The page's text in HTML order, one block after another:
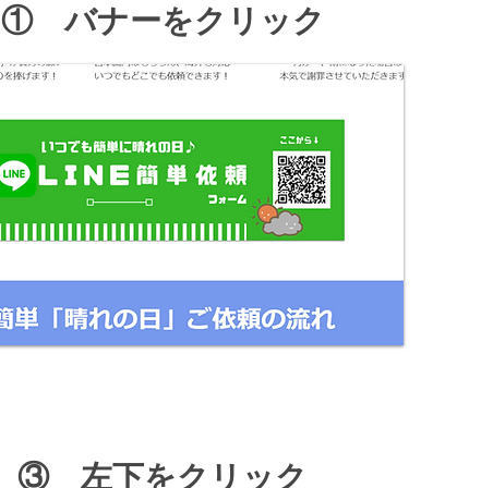
​① バナーをクリック
​③ 左下をクリック